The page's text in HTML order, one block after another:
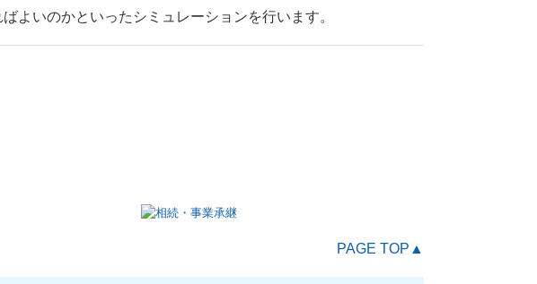
よいのかといったシミュレーションを行います。
PAGE TOP▲